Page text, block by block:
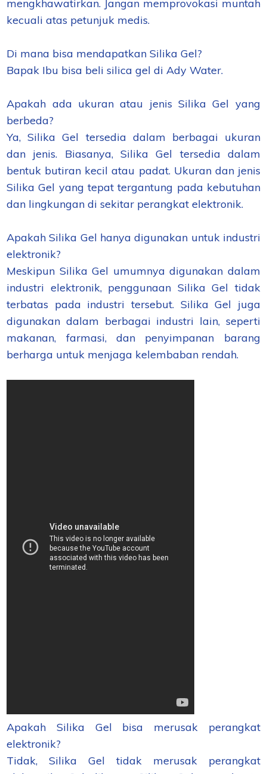
mengkhawatirkan. Jangan memprovokasi muntah
kecuali atas petunjuk medis.
Di mana bisa mendapatkan Silika Gel?
Bapak Ibu bisa beli silica gel di Ady Water.
Apakah ada ukuran atau jenis Silika Gel yang
berbeda?
Ya, Silika Gel tersedia dalam berbagai ukuran
dan jenis. Biasanya, Silika Gel tersedia dalam
bentuk butiran kecil atau padat. Ukuran dan jenis
Silika Gel yang tepat tergantung pada kebutuhan
dan lingkungan di sekitar perangkat elektronik.
Apakah Silika Gel hanya digunakan untuk industri
elektronik?
Meskipun Silika Gel umumnya digunakan dalam
industri elektronik, penggunaan Silika Gel tidak
terbatas pada industri tersebut. Silika Gel juga
digunakan dalam berbagai industri lain, seperti
makanan, farmasi, dan penyimpanan barang
berharga untuk menjaga kelembaban rendah.
Apakah Silika Gel bisa merusak perangkat
elektronik?
Tidak, Silika Gel tidak merusak perangkat